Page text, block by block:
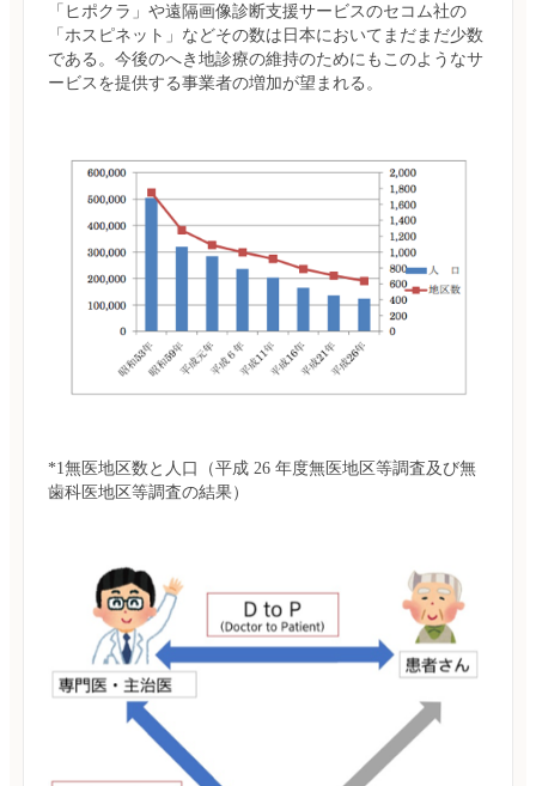
「ヒポクラ」や遠隔画像診断支援サービスのセコム社の
「ホスピネット」などその数は日本においてまだまだ少数
である。今後のへき地診療の維持のためにもこのようなサ
ービスを提供する事業者の増加が望まれる。
*1無医地区数と人口（平成 26 年度無医地区等調査及び無